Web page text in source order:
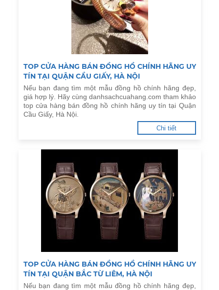
TOP CỬA HÀNG BÁN ĐỒNG HỒ CHÍNH HÃNG UY
TÍN TẠI QUẬN CẦU GIẤY, HÀ NỘI
Nếu bạn đang tìm một mẫu đồng hồ chính hãng đẹp,
giá hợp lý. Hãy cùng danhsachcuahang.com tham khảo
top cửa hàng bán đồng hồ chính hãng uy tín tại Quận
Cầu Giấy, Hà Nội.
Chi tiết
TOP CỬA HÀNG BÁN ĐỒNG HỒ CHÍNH HÃNG UY
TÍN TẠI QUẬN BẮC TỪ LIÊM, HÀ NỘI
Nếu bạn đang tìm một mẫu đồng hồ chính hãng đẹp,